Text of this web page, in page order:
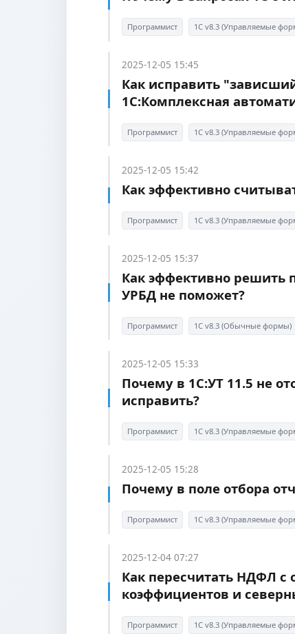
Программист 1С v8.3 (Управляемые
2025-12-05 15:45
Как исправить
1С:Комплексная
Программист 1С v8.3 (Управляемые
2025-12-05 15:42
Как эффективно
Программист 1С v8.3 (Управляемые
2025-12-05 15:37
Как эффективно решить
УРБД не поможет?
Программист 1С v8.3 (Обычные формы)
2025-12-05 15:33
Почему в 1С:УТ 11.5 не
исправить?
Программист 1С v8.3 (Управляемые
2025-12-05 15:28
Почему в поле отбора
Программист 1С v8.3 (Управляемые
2025-12-04 07:27
Как пересчитать НДФЛ
коэффициентов и
Программист 1С v8.3 (Управляемые